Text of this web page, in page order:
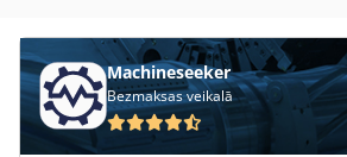
Machineseeker
Bezmaksas veikalā